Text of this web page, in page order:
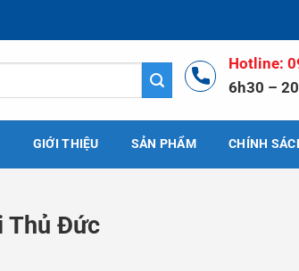
Hotline:
6h30 –
GIỚI THIỆU SẢN PHẨM CHÍNH
Thủ Đức